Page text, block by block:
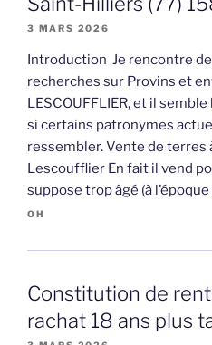
3 MARS 2026
Introduction Je rencontre
recherches sur Provins et
LESCOUFFLIER, et il
si certains patronymes
ressembler. Vente de terres
Lescoufflier En fait il vend
suppose trop âgé (à
OH
Constitution de
rachat 18 ans plus